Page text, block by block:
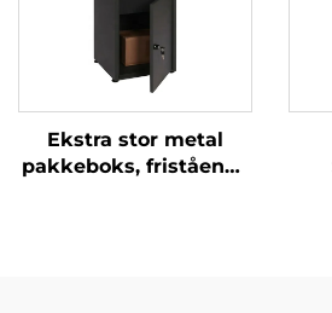
Ekstra stor metal
pakkeboks, fristående